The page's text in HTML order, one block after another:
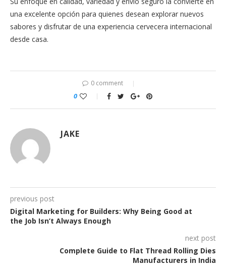
una excelente opción para quienes desean explorar nuevos
sabores y disfrutar de una experiencia cervecera internacional
desde casa.
0 comment
0
JAKE
previous post
Digital Marketing for Builders: Why Being Good at
the Job Isn’t Always Enough
next post
Complete Guide to Flat Thread Rolling Dies
Manufacturers in India